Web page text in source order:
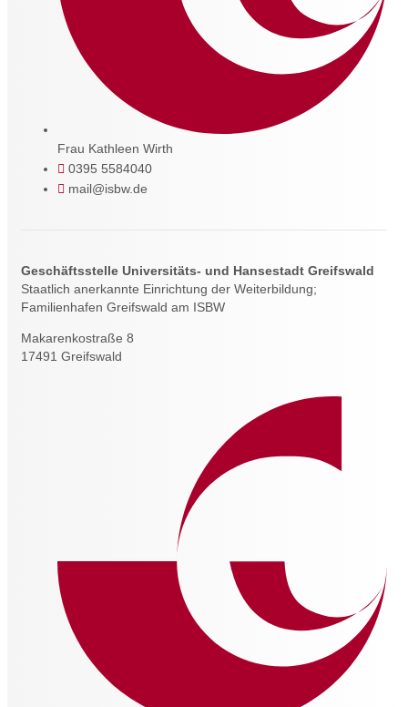
Frau Kathleen Wirth
0395 5584040
mail@isbw.de
Geschäftsstelle Universitäts- und Hansestadt Greifswald
Staatlich anerkannte Einrichtung der Weiterbildung;
Familienhafen Greifswald am ISBW
Makarenkostraße 8
17491 Greifswald